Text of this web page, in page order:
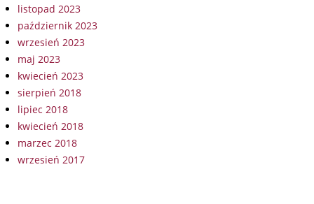
listopad 2023
październik 2023
wrzesień 2023
maj 2023
kwiecień 2023
sierpień 2018
lipiec 2018
kwiecień 2018
marzec 2018
wrzesień 2017